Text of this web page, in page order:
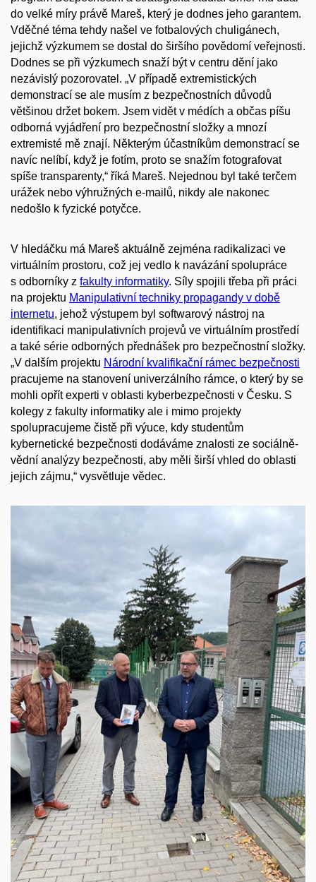
do velké míry právě Mareš, který je dodnes jeho garantem.
Vděčné téma tehdy našel ve fotbalových chuligánech,
jejichž výzkumem se dostal do širšího povědomí veřejnosti.
Dodnes se při výzkumech snaží být v centru dění jako
nezávislý pozorovatel. „V případě extremistických
demonstrací se ale musím z bezpečnostních důvodů
většinou držet bokem. Jsem vidět v médích a občas píšu
odborná vyjádření pro bezpečnostní složky a mnozí
extremisté mě znají. Některým účastníkům demonstrací se
navíc nelíbí, když je fotím, proto se snažím fotografovat
spíše transparenty,“ říká Mareš. Nejednou byl také terčem
urážek nebo výhružných e-mailů, nikdy ale nakonec
nedošlo k fyzické potyčce.
V hledáčku má Mareš aktuálně zejména radikalizaci ve
virtuálním prostoru, což jej vedlo k navázání spolupráce
s odborníky z fakulty informatiky. Síly spojili třeba při práci
na projektu Manipulativní techniky propagandy v době
internetu, jehož výstupem byl softwarový nástroj na
identifikaci manipulativních projevů ve virtuálním prostředí
a také série odborných přednášek pro bezpečnostní složky.
„V dalším projektu Národní kvalifikační rámec bezpečnosti
pracujeme na stanovení univerzálního rámce, o který by se
mohli opřít experti v oblasti kyberbezpečnosti v Česku. S
kolegy z fakulty informatiky ale i mimo projekty
spolupracujeme čistě při výuce, kdy studentům
kybernetické bezpečnosti dodáváme znalosti ze sociálně-
vědní analýzy bezpečnosti, aby měli širší vhled do oblasti
jejich zájmu,“ vysvětluje vědec.